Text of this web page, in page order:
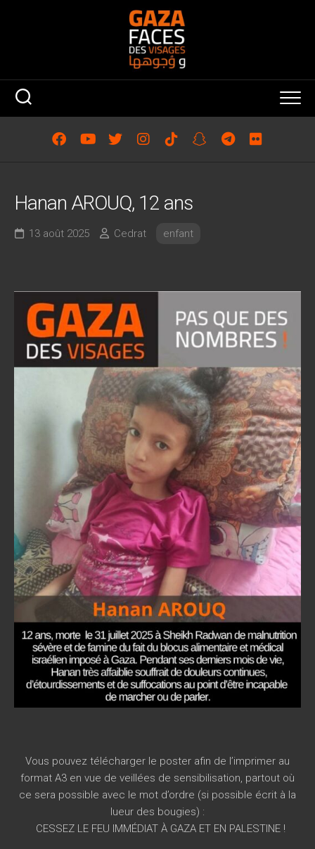
Hanan AROUQ, 12 ans
13 août 2025 Cedrat enfant
Vous pouvez télécharger le poster afin de l’imprimer au
format A3 en vue de veillées de sensibilisation, partout où
ce sera possible avec le mot d’ordre (si possible écrit à la
lueur des bougies) :
CESSEZ LE FEU IMMÉDIAT À GAZA ET EN PALESTINE !